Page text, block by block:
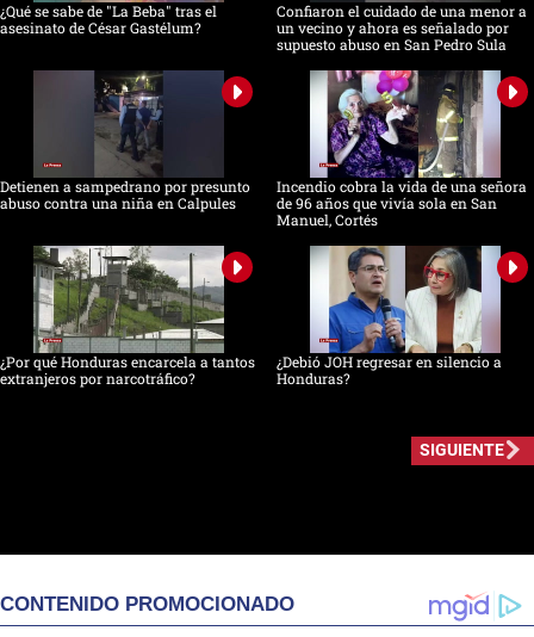
¿Qué se sabe de "La Beba" tras el
asesinato de César Gastélum?
Confiaron el cuidado de una menor a
un vecino y ahora es señalado por
supuesto abuso en San Pedro Sula
Detienen a sampedrano por presunto
abuso contra una niña en Calpules
Incendio cobra la vida de una señora
de 96 años que vivía sola en San
Manuel, Cortés
¿Por qué Honduras encarcela a tantos
extranjeros por narcotráfico?
¿Debió JOH regresar en silencio a
Honduras?
SIGUIENTE
CONTENIDO PROMOCIONADO